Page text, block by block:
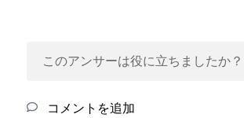
このアンサーは役に立ちましたか？
コメントを追加